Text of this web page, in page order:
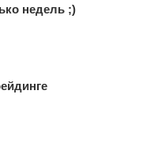
недель ;)